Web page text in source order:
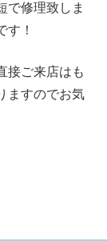
で修理致しま
す！
接ご来店はも
ますのでお気